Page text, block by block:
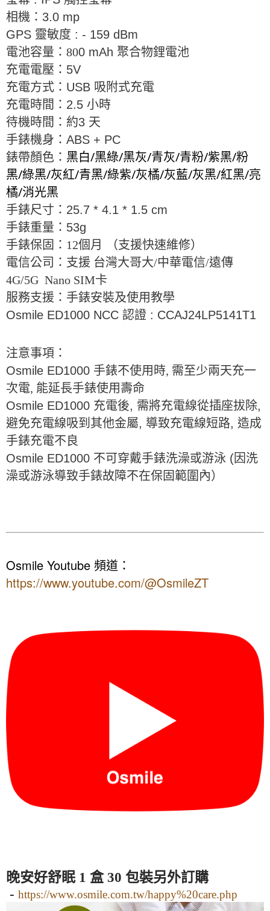
相機： 3.0 mp
GPS 靈敏度 : - 159 dBm
電池容量：800 mAh 聚合物鋰電池
充電電壓： 5V
充電方式： USB 吸附式充電
充電時間： 2.5 小時
待機時間：約3 天
手錶機身： ABS + PC
錶帶顏色： 黑白/黑綠/黑灰/青灰/青粉/紫黑/粉
黑/綠黑/灰紅/青黑/綠紫/灰橘/灰藍/灰黑/紅黑/亮
橘/消光黑
手錶尺寸： 25.7 * 4.1 * 1.5 cm
手錶重量： 53g
手錶保固：12個月
（支援快速維修）
電信公司：支援 台灣大哥大/中華電信/遠傳
4G/5G Nano SIM卡
服務支援：手錶安裝及使用教學
Osmile ED1000 NCC 認證 : CCAJ24LP5141T1
注意事項：
Osmile ED1000 手錶不使用時, 需至少兩天充一
次電, 能延長手錶使用壽命
Osmile ED1000 充電後, 需將充電線從插座拔除,
避免充電線吸到其他金屬, 導致充電線短路, 造成
手錶充電不良
Osmile ED1000 不可穿戴手錶洗澡或游泳 (因洗
澡或游泳導致手錶故障不在保固範圍內）
Osmile Youtube 頻道：
https://www.youtube.com/@OsmileZT
晚安好舒眠 1 盒 30 包裝另外訂購
- https://www.osmile.com.tw/happy%20care.php